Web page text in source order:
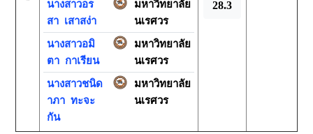
นางสาวอร
สาเสาสง่า
มหาวิทยาลัย
นเรศวร
นางสาวอมิ
ตากาเรียน
มหาวิทยาลัย
นเรศวร
นางสาวชนิด
าภาทะจะ
กัน
มหาวิทยาลัย
นเรศวร
28.3